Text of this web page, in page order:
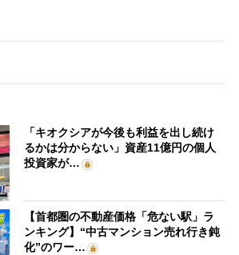
「キオクシアが今後も利益を出し続け
るかは分からない」資産11億円の個人
投資家が…
【首都圏の不動産価格「危ない駅」ラ
ンキング】“中古マンション売れ行き鈍
化”のワー…